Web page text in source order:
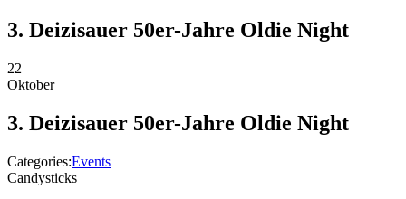
3. Deizisauer 50er-Jahre Oldie Night
22
Oktober
3. Deizisauer 50er-Jahre Oldie Night
Categories:Events
Candysticks